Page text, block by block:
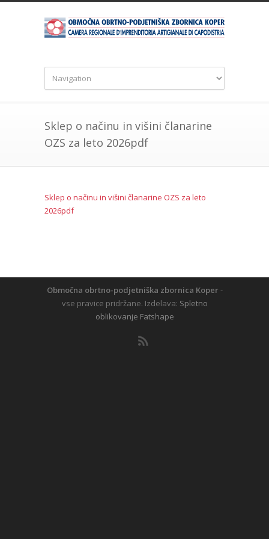
Sklep o načinu in višini članarine
OZS za leto 2026pdf
Sklep o načinu in višini članarine OZS za leto
2026pdf
Območna obrtno-podjetniška zbornica Koper -
vse pravice pridržane. Izdelava: Spletno
oblikovanje Fatshape